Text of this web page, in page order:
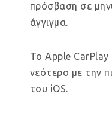
πρόσβαση σε
άγγιγμα.
Το Apple CarPlay
νεότερο με την
του iOS.